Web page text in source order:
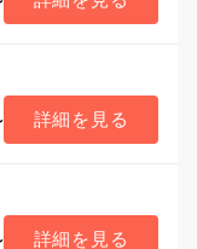
詳細を見る
詳細を見る